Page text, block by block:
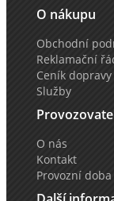
O nákupu
Obchodní
Reklamační
Ceník dopravy
Služby
O nás
Kontakt
Provozní doba